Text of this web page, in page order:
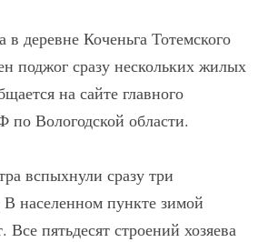
в деревне Коченьга Тотемского
поджог сразу нескольких жилых
на сайте главного
Вологодской области.
вспыхнули сразу три
населенном пункте зимой
пятьдесят строений хозяева